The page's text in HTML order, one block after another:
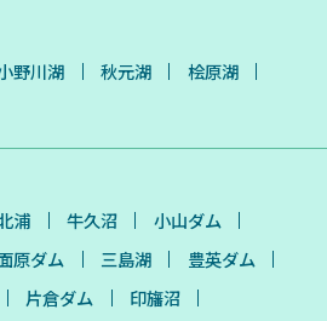
野川湖 秋元湖
桧原湖
浦 牛久沼
小山ダム
原ダム 三島湖
豊英ダム
片倉ダム
印旛沼